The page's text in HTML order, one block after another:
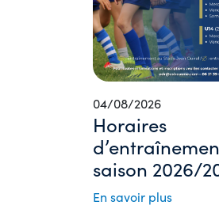
04/08/2026
Horaires
saison 2026/
En savoir plus